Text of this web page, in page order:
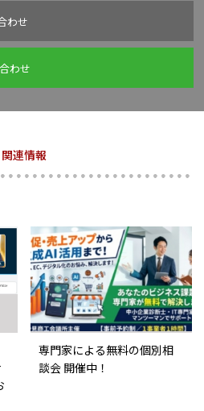
わせ
わせ
関連情報
専門家による無料の個別相
談会 開催中！